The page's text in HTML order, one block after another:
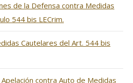
de la Defensa contra Medidas
544 bis LECrim.
Cautelares del Art. 544 bis
contra Auto de Medidas